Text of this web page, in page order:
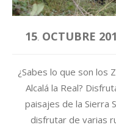
15. OCTUBRE
¿Sabes lo que son los
Alcalá la Real?
paisajes de la Sierra
disfrutar de varias